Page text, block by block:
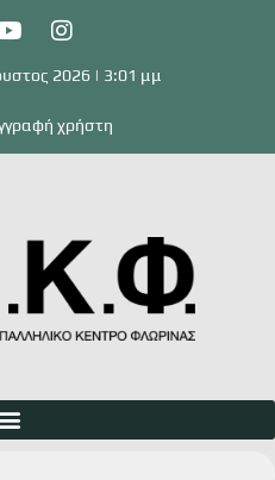
2026 | 3:01 μμ
χρήστη